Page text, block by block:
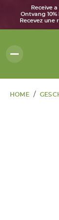
Receive
Ontvang
Recevez une
HOME /